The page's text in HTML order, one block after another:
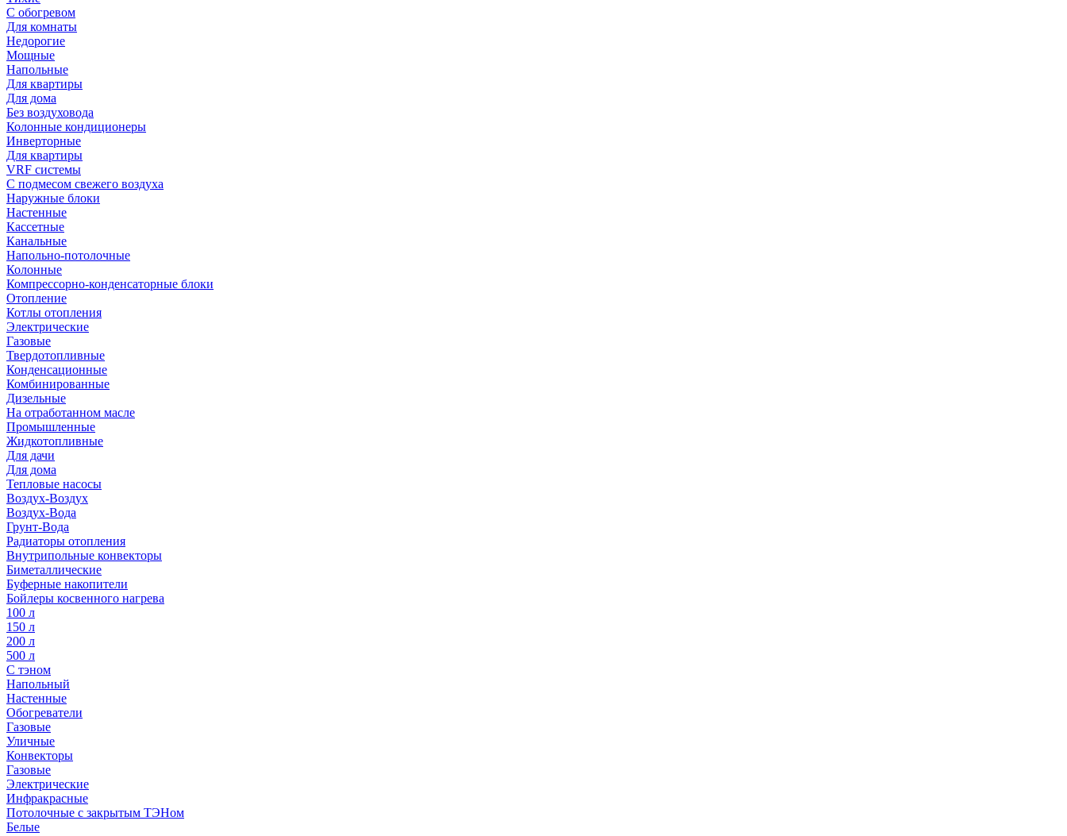
С обогревом
Для комнаты
Недорогие
Мощные
Напольные
Для квартиры
Для дома
Без воздуховода
Колонные кондиционеры
Инверторные
Для квартиры
VRF системы
С подмесом свежего воздуха
Наружные блоки
Настенные
Кассетные
Канальные
Напольно-потолочные
Колонные
Компрессорно-конденсаторные блоки
Отопление
Котлы отопления
Электрические
Газовые
Твердотопливные
Конденсационные
Комбинированные
Дизельные
На отработанном масле
Промышленные
Жидкотопливные
Для дачи
Для дома
Тепловые насосы
Воздух-Воздух
Воздух-Вода
Грунт-Вода
Радиаторы отопления
Внутрипольные конвекторы
Биметаллические
Буферные накопители
Бойлеры косвенного нагрева
100 л
150 л
200 л
500 л
С тэном
Напольный
Настенные
Обогреватели
Газовые
Уличные
Конвекторы
Газовые
Электрические
Инфракрасные
Потолочные с закрытым ТЭНом
Белые